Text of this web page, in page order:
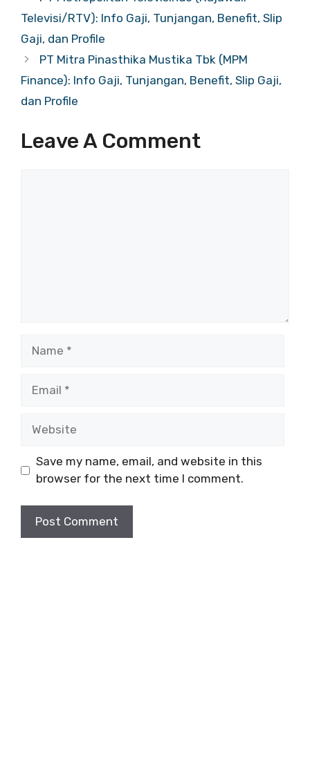
Televisi/RTV): Info Gaji, Tunjangan, Benefit, Slip
Gaji, dan Profile
PT Mitra Pinasthika Mustika Tbk (MPM
Finance): Info Gaji, Tunjangan, Benefit, Slip Gaji,
dan Profile
Leave A Comment
Save my name, email, and website in this
browser for the next time I comment.